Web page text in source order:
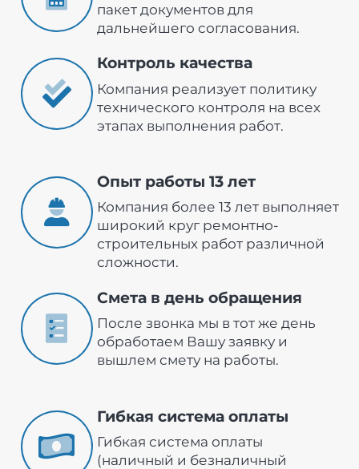
пакет документов для
дальнейшего согласования.
Контроль качества
Компания реализует политику
технического контроля на всех
этапах выполнения работ.
Опыт работы 13 лет
Компания более 13 лет выполняет
широкий круг ремонтно-
строительных работ различной
сложности.
Смета в день обращения
После звонка мы в тот же день
обработаем Вашу заявку и
вышлем смету на работы.
Гибкая система оплаты
Гибкая система оплаты
(наличный и безналичный